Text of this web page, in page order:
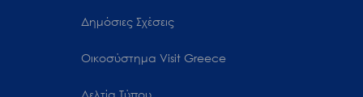
Δημόσιες Σχέσεις
Oικοσύστημα Visit Greece